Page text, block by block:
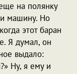
на полянку
и машину. Но
этот баран
Я думал, он
выдало:
Ну, я ему и